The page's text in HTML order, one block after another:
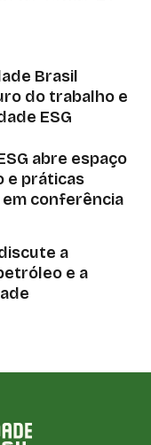
Brasil
do trabalho e
ESG
abre espaço
e práticas
conferência
a
e a